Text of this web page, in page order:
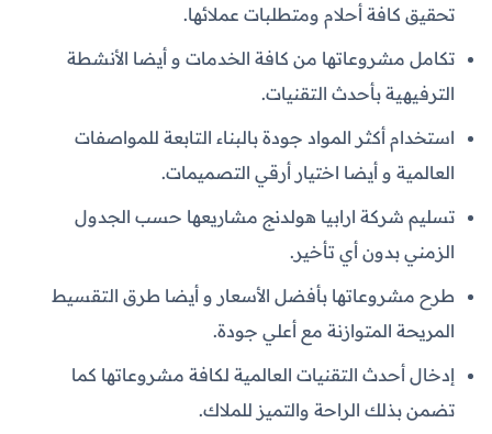
تحقيق كافة أحلام ومتطلبات عملائها.
تكامل مشروعاتها من كافة الخدمات و أيضا الأنشطة
الترفيهية بأحدث التقنيات.
استخدام أكثر المواد جودة بالبناء التابعة للمواصفات
العالمية و أيضا اختيار أرقي التصميمات.
تسليم شركة ارابيا هولدنج مشاريعها حسب الجدول
الزمني بدون أي تأخير.
طرح مشروعاتها بأفضل الأسعار و أيضا طرق التقسيط
المريحة المتوازنة مع أعلي جودة.
إدخال أحدث التقنيات العالمية لكافة مشروعاتها كما
تضمن بذلك الراحة والتميز للملاك.